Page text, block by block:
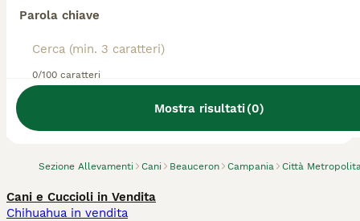
Parola chiave
0/100 caratteri
Mostra risultati(0)
Sezione Allevamenti Cani Beauceron Campania Città
Abbiamo trovato 0 Allevamento di
Beauceron, Afragola.
Cani e Cuccioli in Vendita
Chihuahua in vendita